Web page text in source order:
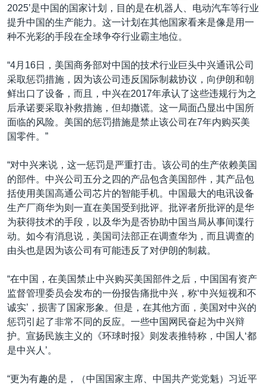
2025’是中国的国家计划，目的是在机器人、电动汽车等行业
提升中国的生产能力。这一计划在其他国家看来是像是用一
种不光彩的手段在全球争夺行业霸主地位。
“4月16日，美国商务部对中国的技术行业巨头中兴通讯公司
采取惩罚措施，因为该公司违反国际制裁协议，向伊朗和朝
鲜出口了设备，而且，中兴在2017年承认了这些违规行为之
后承诺要采取补救措施，但却撒谎。这一局面凸显出中国所
面临的风险。美国的惩罚措施是禁止该公司在7年内购买美
国零件。”
“对中兴来说，这一惩罚是严重打击。该公司的生产依赖美国
的部件。中兴公司五分之四的产品包含美国部件，其产品包
括使用美国高通公司芯片的智能手机。中国最大的电讯设备
生产厂商华为则一直在美国受到批评。批评者所批评的是华
为获得技术的手段，以及华为是否协助中国当局从事间谍行
动。如今有消息说，美国司法部正在调查华为，而且调查的
由头也是因为该公司有可能违反了对伊朗的制裁。
“在中国，在美国禁止中兴购买美国部件之后，中国国有资产
监督管理委员会发布的一份报告痛批中兴，称‘中兴短视和不
诚实’，损害了国家形象。但是，在其他方面，美国对中兴的
惩罚引起了非常不同的反应。一些中国网民奋起为中兴辩
护。宣扬民族主义的《环球时报》则发表推特称，中国人‘都
是中兴人’。
“更为有趣的是，（中国国家主席、中国共产党党魁）习近平